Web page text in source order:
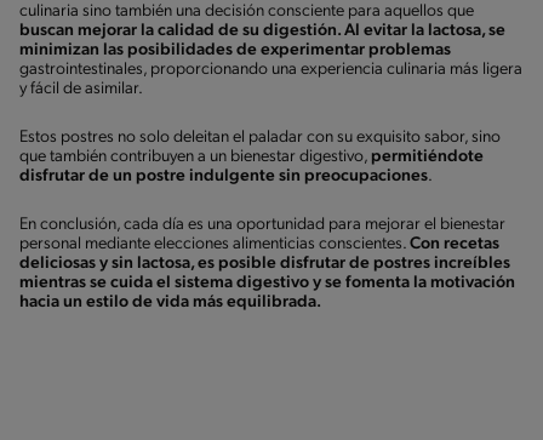
culinaria sino también una decisión consciente para aquellos que
buscan mejorar la calidad de su digestión. Al evitar la lactosa, se
minimizan las posibilidades de experimentar problemas
gastrointestinales, proporcionando una experiencia culinaria más ligera
y fácil de asimilar.
Estos postres no solo deleitan el paladar con su exquisito sabor, sino
que también contribuyen a un bienestar digestivo, permitiéndote
disfrutar de un postre indulgente sin preocupaciones.
En conclusión, cada día es una oportunidad para mejorar el bienestar
personal mediante elecciones alimenticias conscientes. Con recetas
deliciosas y sin lactosa, es posible disfrutar de postres increíbles
mientras se cuida el sistema digestivo y se fomenta la motivación
hacia un estilo de vida más equilibrada.